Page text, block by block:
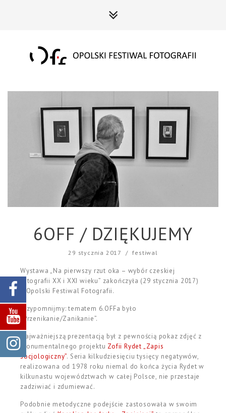
6OFF / DZIĘKUJEMY
29 stycznia 2017 / festiwal
Wystawa „Na pierwszy rzut oka – wybór czeskiej
fotografii XX i XXI wieku” zakończyła (29 stycznia 2017)
6.Opolski Festiwal Fotografii.
Przypomnijmy: tematem 6.OFFa było
„Przenikanie/Zanikanie”.
Najważniejszą prezentacją był z pewnością pokaz zdjęć z
monumentalnego projektu Zofii Rydet „Zapis
socjologiczny”. Seria kilkudziesięciu tysięcy negatywów,
realizowana od 1978 roku niemal do końca życia Rydet w
kilkunastu województwach w całej Polsce, nie przestaje
zadziwiać i zdumiewać.
Podobnie metodyczne podejście zastosowała w swoim